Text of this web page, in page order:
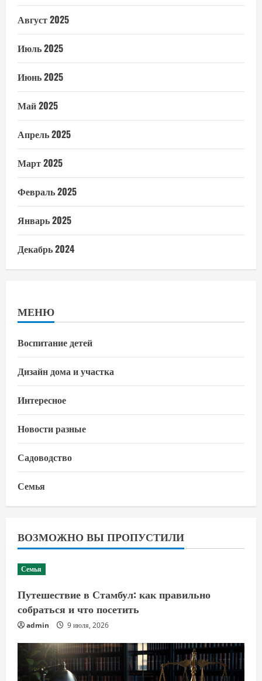
Август 2025
Июль 2025
Июнь 2025
Май 2025
Апрель 2025
Март 2025
Февраль 2025
Январь 2025
Декабрь 2024
МЕНЮ
Воспитание детей
Дизайн дома и участка
Интересное
Новости разные
Садоводство
Семья
ВОЗМОЖНО ВЫ ПРОПУСТИЛИ
Семья
Путешествие в Стамбул: как правильно
собраться и что посетить
admin 9 июля, 2026